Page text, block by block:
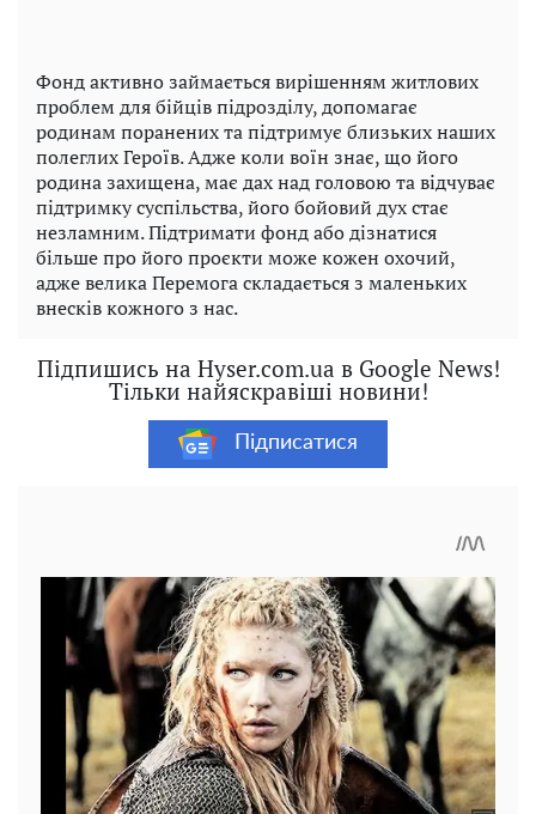
Фонд активно займається вирішенням житлових
проблем для бійців підрозділу, допомагає
родинам поранених та підтримує близьких наших
полеглих Героїв. Адже коли воїн знає, що його
родина захищена, має дах над головою та відчуває
підтримку суспільства, його бойовий дух стає
незламним. Підтримати фонд або дізнатися
більше про його проєкти може кожен охочий,
адже велика Перемога складається з маленьких
внесків кожного з нас.
Підпишись на Hyser.com.ua в Google News!
Тільки найяскравіші новини!
Підписатися